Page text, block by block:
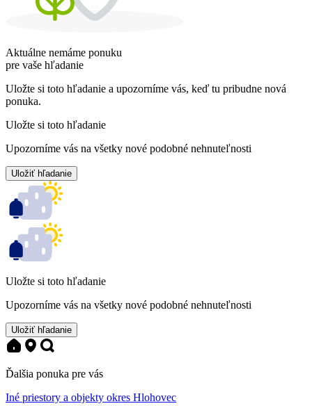
Aktuálne nemáme ponuku
pre vaše hľadanie
Uložte si toto hľadanie a upozorníme vás, keď tu pribudne nová
ponuka.
Uložte si toto hľadanie
Upozorníme vás na všetky nové podobné nehnuteľnosti
Uložiť hľadanie
Uložte si toto hľadanie
Upozorníme vás na všetky nové podobné nehnuteľnosti
Uložiť hľadanie
Ďalšia ponuka pre vás
Iné priestory a objekty okres Hlohovec